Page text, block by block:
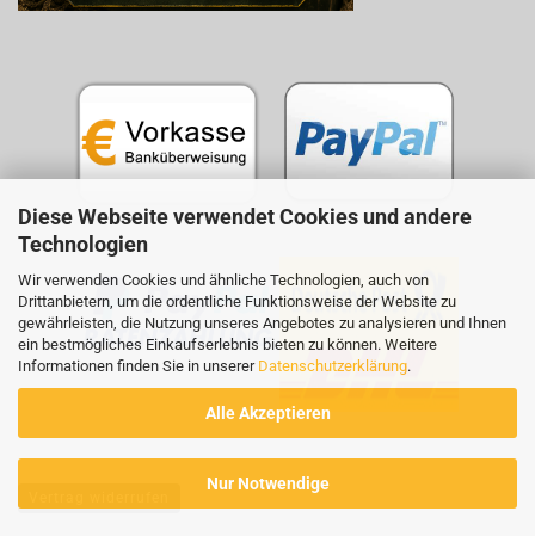
Diese Webseite verwendet Cookies und andere
Technologien
Wir verwenden Cookies und ähnliche Technologien, auch von
Drittanbietern, um die ordentliche Funktionsweise der Website zu
gewährleisten, die Nutzung unseres Angebotes zu analysieren und Ihnen
ein bestmögliches Einkaufserlebnis bieten zu können. Weitere
Informationen finden Sie in unserer Datenschutzerklärung.
Alle Akzeptieren
Nur Notwendige